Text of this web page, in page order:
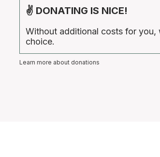
✌ DONATING IS NICE!
Without additional costs for you,
choice.
Learn more about donations